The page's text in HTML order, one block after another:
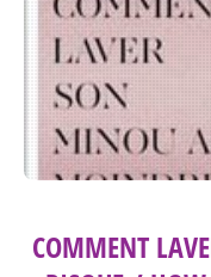
COMMENT